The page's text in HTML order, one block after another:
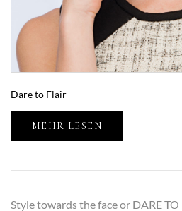
Dare to Flair
MEHR LESEN
Style towards the face or DARE